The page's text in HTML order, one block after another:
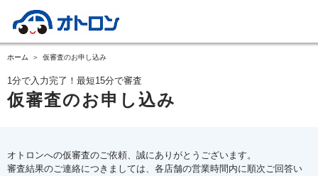
ホーム 仮審査のお申し込み
1分で入力完了！最短15分で審査
仮審査のお申し込み
オトロンへの仮審査のご依頼、誠にありがとうございます。
審査結果のご連絡につきましては、各店舗の営業時間内に順次ご回答い